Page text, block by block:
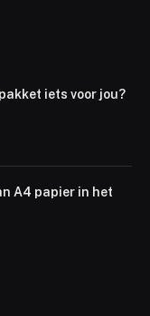
iets voor jou?
A4 papier in het